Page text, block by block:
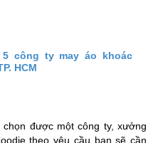
5 công ty may áo khoác
HCM
được một công ty, xưởng
theo yêu cầu bạn sẽ cần